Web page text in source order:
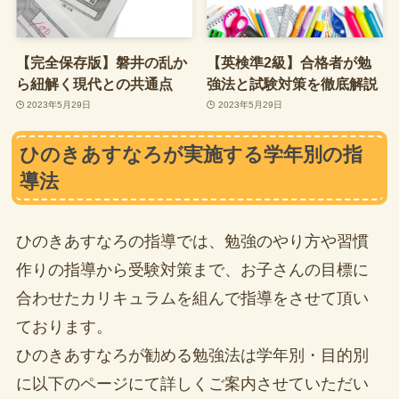
【完全保存版】磐井の乱か
ら紐解く現代との共通点
2023年5月29日
【英検準2級】合格者が勉
強法と試験対策を徹底解説
2023年5月29日
ひのきあすなろが実施する学年別の指
導法
ひのきあすなろの指導では、勉強のやり方や習慣
作りの指導から受験対策まで、お子さんの目標に
合わせたカリキュラムを組んで指導をさせて頂い
ております。
ひのきあすなろが勧める勉強法は学年別・目的別
に以下のページにて詳しくご案内させていただい